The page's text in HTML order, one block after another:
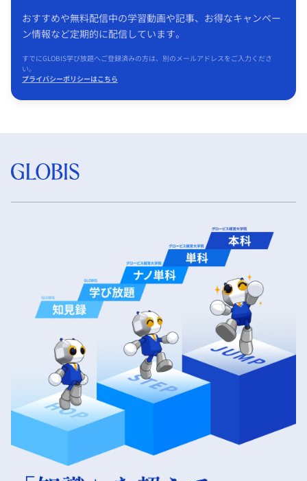
おすすめや無料配信中の学習動画や記事、お得なキャンペー
ン情報など定期的に配信しています。
すでにGLOBIS学び放題へご登録済みの方は、別のメールアドレスをご入力くださ
い。
プライバシーポリシーはこちら